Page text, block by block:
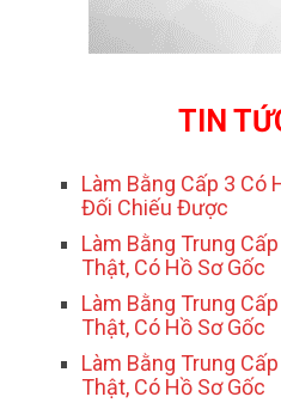
TIN
Làm Bằng Cấp 3 Có
Đối Chiếu Được
Làm Bằng Trung
Thật, Có Hồ Sơ Gốc
Làm Bằng Trung
Thật, Có Hồ Sơ Gốc
Làm Bằng Trung
Thật, Có Hồ Sơ Gốc